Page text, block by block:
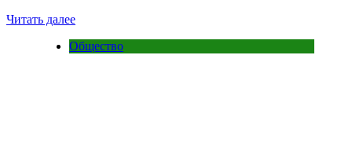
Читать далее
Общество